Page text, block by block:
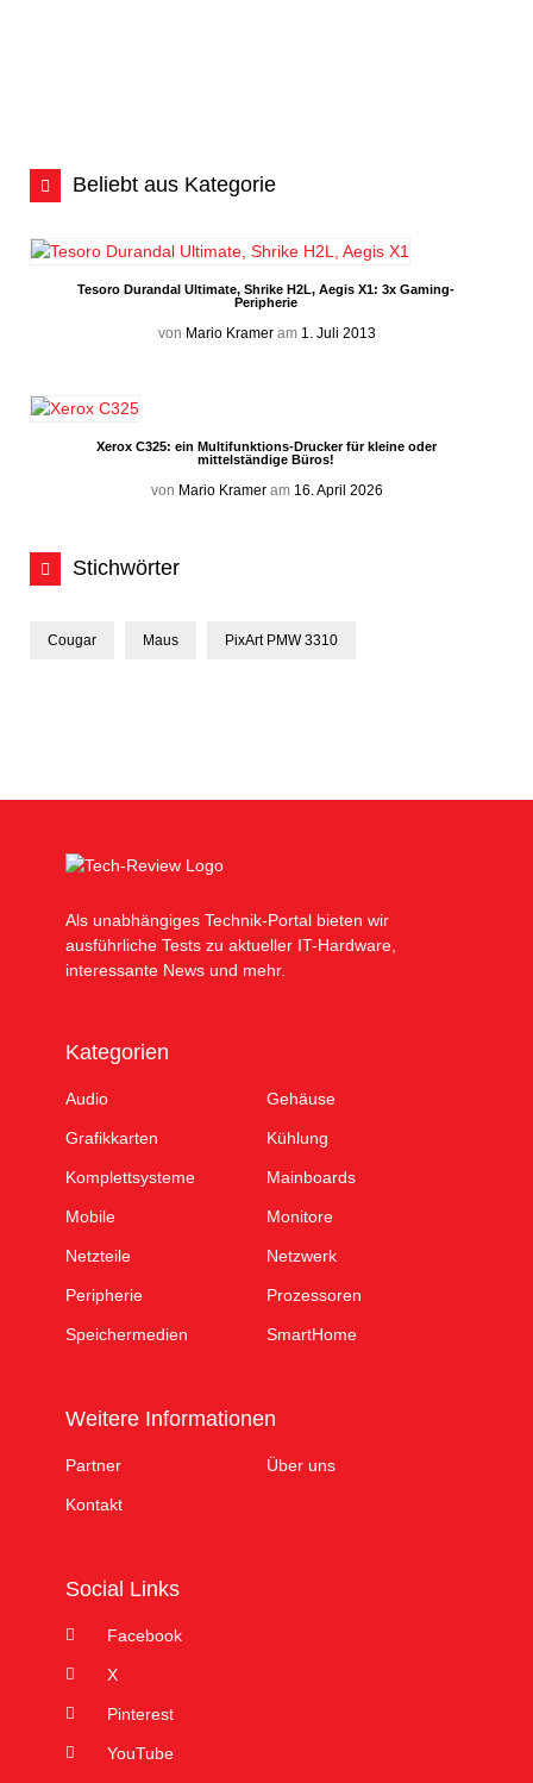
Beliebt aus Kategorie
Tesoro Durandal Ultimate, Shrike H2L, Aegis X1: 3x Gaming-
Peripherie
von Mario Krameram 1. Juli 2013
Xerox C325: ein Multifunktions-Drucker für kleine oder
mittelständige Büros!
von Mario Krameram 16. April 2026
Stichwörter
Cougar Maus PixArt PMW 3310
Als unabhängiges Technik-Portal bieten wir
ausführliche Tests zu aktueller IT-Hardware,
interessante News und mehr.
Kategorien
Audio Gehäuse
Grafikkarten Kühlung
Komplettsysteme Mainboards
Mobile Monitore
Netzteile Netzwerk
Peripherie Prozessoren
Speichermedien SmartHome
Weitere Informationen
Partner Über uns
Kontakt
Social Links
Facebook
X
Pinterest
YouTube